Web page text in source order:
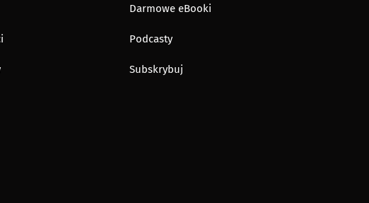
Darmowe eBooki
Podcasty
Subskrybuj